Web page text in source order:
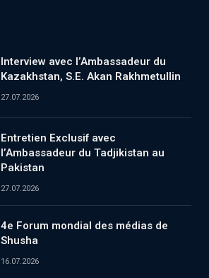
Interview avec l’Ambassadeur du
Kazakhstan, S.E. Akan Rakhmetullin
27.07.2026
Entretien Exclusif avec
l’Ambassadeur du Tadjikistan au
Pakistan
27.07.2026
4e Forum mondial des médias de
Shusha
16.07.2026